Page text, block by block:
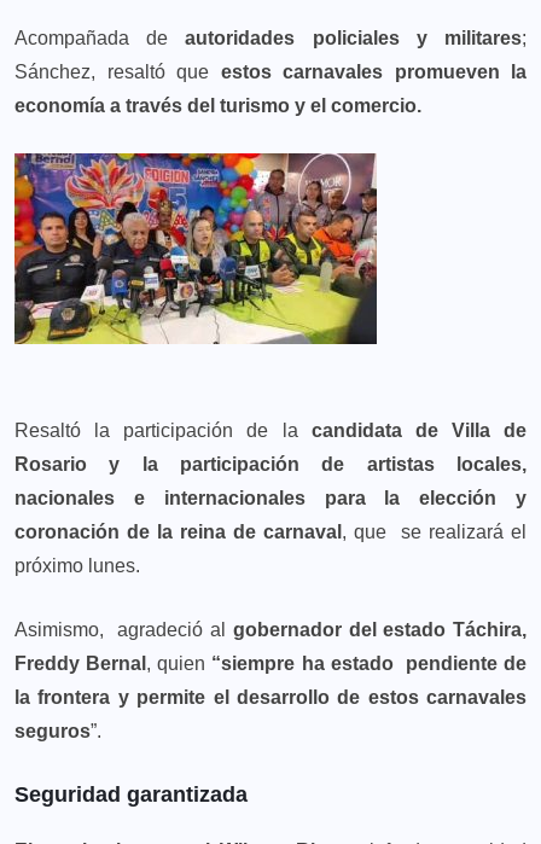
Acompañada deautoridades policiales y militares;
Sánchez, resaltó que estos carnavales promueven la
economía a través del turismo y el comercio.
Resaltó la participación de la candidata de Villa de
Rosario y la participación de artistas locales,
nacionales e internacionales para la elección y
coronación de la reina de carnaval , que se realizará el
próximo lunes.
Asimismo, agradeció al
gobernador del estado Táchira,
Freddy Bernal , quien “siempre ha estado pendiente de
la frontera y permite el desarrollo de estos carnavales
seguros”.
Seguridad garantizada